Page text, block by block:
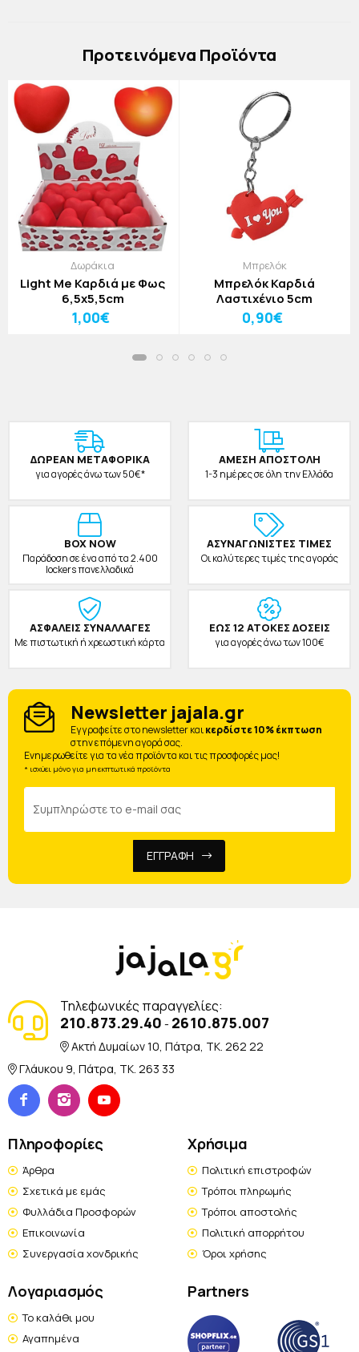
Πρoτεινόμενα Προϊόντα
Δωράκια
Light Me Καρδιά με Φως
6,5x5,5cm
1,00€
Μπρελόκ
Μπρελόκ Καρδιά
Λαστιχένιο 5cm
0,90€
ΔΩΡΕAΝ ΜΕΤΑΦΟΡΙΚΑ
για αγορές άνω των 50€*
ΑΜΕΣΗ ΑΠΟΣΤΟΛΗ
1-3 ημέρες σε όλη την Ελλάδα
BOX NOW
Παράδοση σε ένα από τα 2.400
lockers πανελλαδικά
ΑΣΥΝΑΓΩΝΙΣΤΕΣ ΤΙΜΕΣ
Οι καλύτερες τιμές της αγοράς
ΑΣΦΑΛΕΙΣ ΣΥΝΑΛΛΑΓΕΣ
Με πιστωτική ή χρεωστική κάρτα
ΕΩΣ 12 ΑΤΟΚΕΣ ΔΟΣΕΙΣ
για αγορές άνω των 100€
Newsletter jajala.gr
Eγγραφείτε στο newsletter καικερδίστε 10% έκπτωση
στην επόμενη αγορά σας.
Ενημερωθείτε για τα νέα προϊόντα και τις προσφορές μας!
* ισχύει μόνο για μη εκπτωτικά προϊόντα
ΕΓΓΡΑΦΗ
Τηλεφωνικές παραγγελίες:
210.873.29.40 - 2610.875.007
Ακτή Δυμαίων 10, Πάτρα, TK. 262 22
Γλάυκου 9, Πάτρα, TK. 263 33
Πληροφορίες
Άρθρα
Σχετικά με εμάς
Φυλλάδια Προσφορών
Επικοινωνία
Συνεργασία χονδρικής
Χρήσιμα
Πολιτική επιστροφών
Τρόποι πληρωμής
Τρόποι αποστολής
Πολιτική απορρήτου
Όροι χρήσης
Λογαριασμός
Το καλάθι μου
Αγαπημένα
Partners